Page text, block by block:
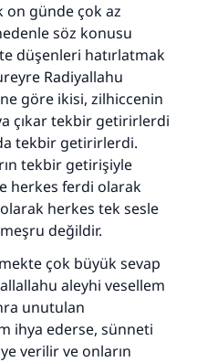
on günde çok az
söz konusu
düşenleri hatırlatmak
Radiyallahu
göre ikisi, zilhiccenin
çıkar tekbir getirirlerdi
tekbir getirirlerdi.
tekbir getirişiyle
herkes ferdi olarak
herkes tek sesle
değildir.
çok büyük sevap
aleyhi vesellem
unutulan
ihya ederse, sünneti
verilir ve onların